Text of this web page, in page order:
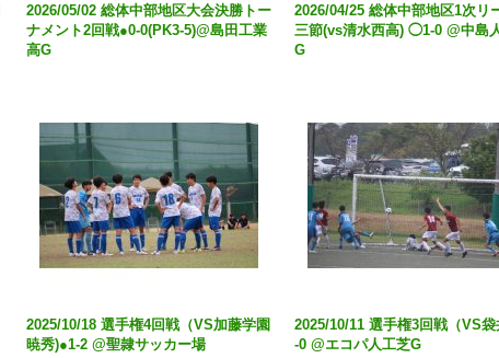
2026/05/02 総体中部地区大会決勝トー
ナメント2回戦●0-0(PK3-5)@島田工業
高G
2026/04/25 総体中部地区1次リ
三節(vs清水西高) ◯1-0 @中島
G
2025/10/18 選手権4回戦（VS加藤学園
暁秀)●1-2 @聖隷サッカー場
2025/10/11 選手権3回戦（VS
-0 @エコパ人工芝G